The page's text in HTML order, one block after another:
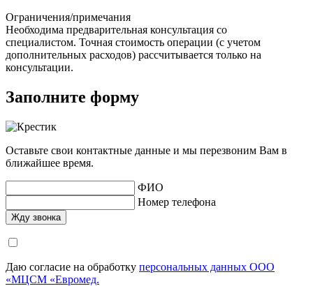
Ограничения/примечания
Необходима предварительная консультация со
специалистом. Точная стоимость операции (с учетом
дополнительных расходов) рассчитывается только на
консультации.
Заполните форму
Оставьте свои контактные данные и мы перезвоним Вам в
ближайшее время.
ФИО
Номер телефона
Даю согласие на обработку персональных данных ООО
«МЦСМ «Евромед.